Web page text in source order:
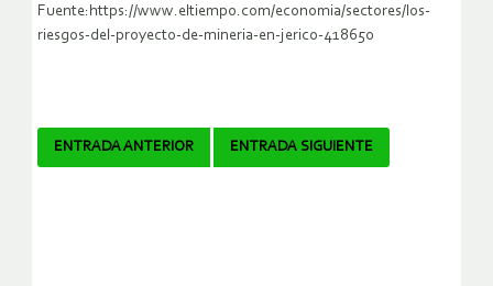
Fuente:https://www.eltiempo.com/economia/sectores/los-
riesgos-del-proyecto-de-mineria-en-jerico-418650
Navegador
ENTRADA ANTERIOR ENTRADA SIGUIENTE